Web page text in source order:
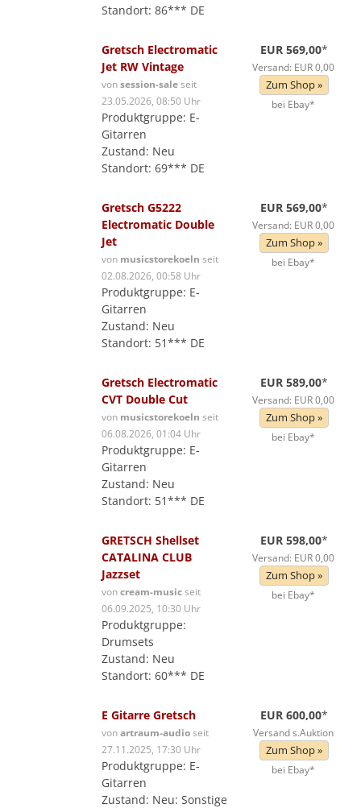
Standort: 86*** DE
Gretsch Electromatic
Jet RW Vintage
vonsession-saleseit
23.05.2026, 08:50 Uhr
Produktgruppe: E-
Gitarren
Zustand: Neu
Standort: 69*** DE
EUR 569,00*
Versand: EUR 0,00
Zum Shop »
bei Ebay*
Gretsch G5222
Electromatic Double
Jet
von musicstorekoeln seit
02.08.2026, 00:58 Uhr
Produktgruppe: E-
Gitarren
Zustand: Neu
Standort: 51*** DE
EUR 569,00*
Versand: EUR 0,00
Zum Shop »
bei Ebay*
Gretsch Electromatic
CVT Double Cut
von musicstorekoeln seit
06.08.2026, 01:04 Uhr
Produktgruppe: E-
Gitarren
Zustand: Neu
Standort: 51*** DE
EUR 589,00*
Versand: EUR 0,00
Zum Shop »
bei Ebay*
GRETSCH Shellset
CATALINA CLUB
Jazzset
voncream-musicseit
06.09.2025, 10:30 Uhr
Produktgruppe:
Drumsets
Zustand: Neu
Standort: 60*** DE
EUR 598,00*
Versand: EUR 0,00
Zum Shop »
bei Ebay*
E Gitarre Gretsch
vonartraum-audioseit
27.11.2025, 17:30 Uhr
Produktgruppe: E-
Gitarren
Zustand: Neu: Sonstige
EUR 600,00*
Versand s.Auktion
Zum Shop »
bei Ebay*